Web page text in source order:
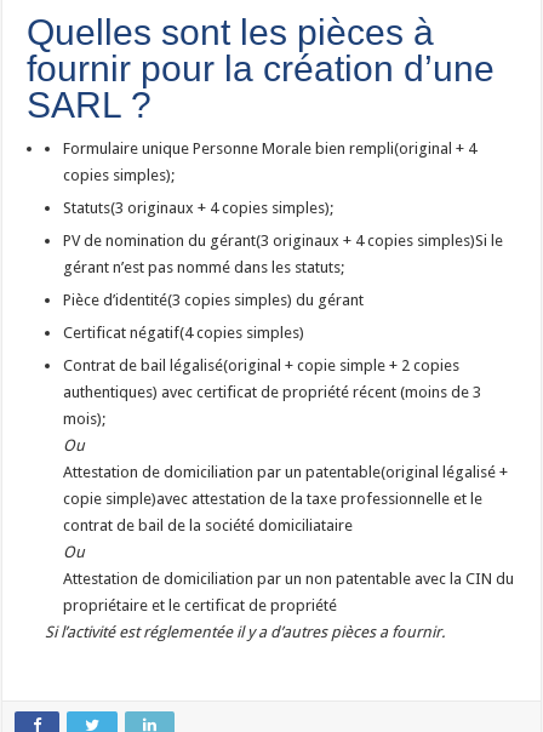
Quelles sont les pièces à
fournir pour la création d’une
SARL ?
Formulaire unique Personne Morale bien rempli(original + 4
copies simples);
Statuts(3 originaux + 4 copies simples);
PV de nomination du gérant(3 originaux + 4 copies simples)Si le
gérant n’est pas nommé dans les statuts;
Pièce d’identité(3 copies simples) du gérant
Certificat négatif(4 copies simples)
Contrat de bail légalisé(original + copie simple + 2 copies
authentiques) avec certificat de propriété récent (moins de 3
mois);
Ou
Attestation de domiciliation par un patentable(original légalisé +
copie simple)avec attestation de la taxe professionnelle et le
contrat de bail de la société domiciliataire
Ou
Attestation de domiciliation par un non patentable avec la CIN du
propriétaire et le certificat de propriété
Si l’activité est réglementée il y a d’autres pièces a fournir.